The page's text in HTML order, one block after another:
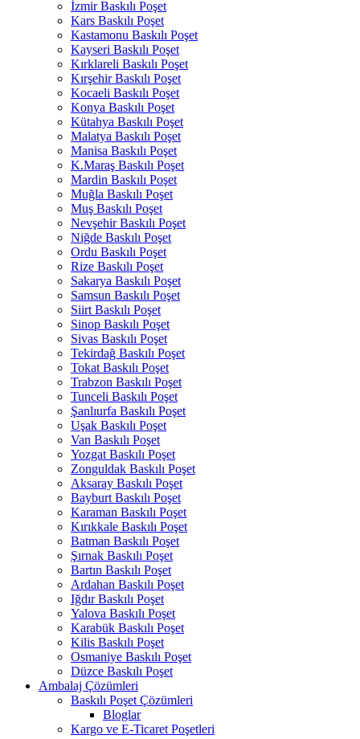
İzmir Baskılı Poşet
Kars Baskılı Poşet
Kastamonu Baskılı Poşet
Kayseri Baskılı Poşet
Kırklareli Baskılı Poşet
Kırşehir Baskılı Poşet
Kocaeli Baskılı Poşet
Konya Baskılı Poşet
Kütahya Baskılı Poşet
Malatya Baskılı Poşet
Manisa Baskılı Poşet
K.Maraş Baskılı Poşet
Mardin Baskılı Poşet
Muğla Baskılı Poşet
Muş Baskılı Poşet
Nevşehir Baskılı Poşet
Niğde Baskılı Poşet
Ordu Baskılı Poşet
Rize Baskılı Poşet
Sakarya Baskılı Poşet
Samsun Baskılı Poşet
Siirt Baskılı Poşet
Sinop Baskılı Poşet
Sivas Baskılı Poşet
Tekirdağ Baskılı Poşet
Tokat Baskılı Poşet
Trabzon Baskılı Poşet
Tunceli Baskılı Poşet
Şanlıurfa Baskılı Poşet
Uşak Baskılı Poşet
Van Baskılı Poşet
Yozgat Baskılı Poşet
Zonguldak Baskılı Poşet
Aksaray Baskılı Poşet
Bayburt Baskılı Poşet
Karaman Baskılı Poşet
Kırıkkale Baskılı Poşet
Batman Baskılı Poşet
Şırnak Baskılı Poşet
Bartın Baskılı Poşet
Ardahan Baskılı Poşet
Iğdır Baskılı Poşet
Yalova Baskılı Poşet
Karabük Baskılı Poşet
Kilis Baskılı Poşet
Osmaniye Baskılı Poşet
Düzce Baskılı Poşet
Ambalaj Çözümleri
Baskılı Poşet Çözümleri
Bloglar
Kargo ve E-Ticaret Poşetleri